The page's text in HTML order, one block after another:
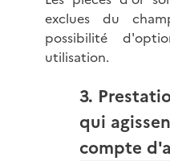
exclues du
possibilité
utilisation.
3.
qui
compte